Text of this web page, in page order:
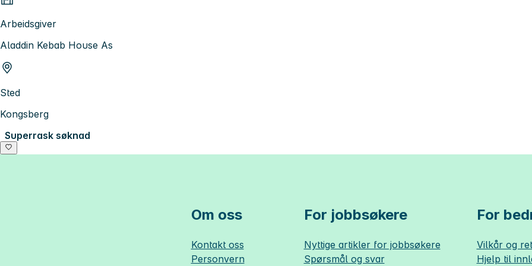
Arbeidsgiver
Aladdin Kebab House As
Sted
Kongsberg
Superrask søknad
Om oss
Kontakt oss
Personvern
For jobbsøkere
Nyttige artikler for jobbsøkere
Spørsmål og svar
For
Vilkår og
Hjelp til